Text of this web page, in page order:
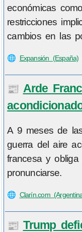
económicas
restricciones
cambios en las
🌐 Expansión (España)
📰 Arde
A 9 meses de
guerra del aire
francesa y
pronunciarse.
🌐 Clarín.com
📰 Trump